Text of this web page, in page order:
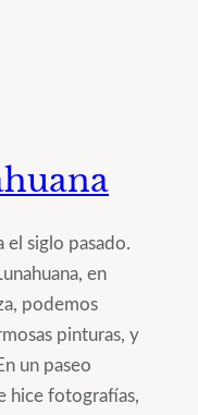
el siglo pasado.
en
podemos
pinturas, y
un paseo
hice fotografías,